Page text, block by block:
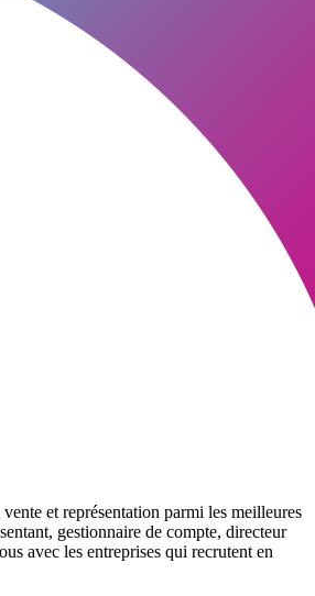
et représentation parmi les meilleures
gestionnaire de compte, directeur
avec les entreprises qui recrutent en